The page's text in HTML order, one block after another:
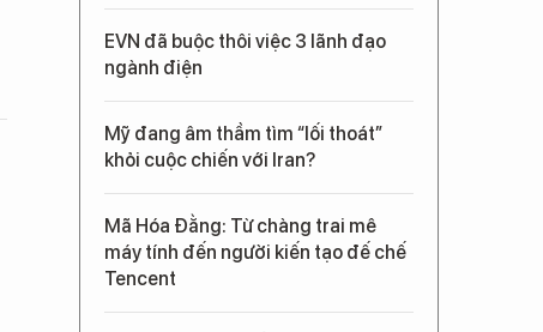
EVN đã buộc thôi việc 3 lãnh đạo
ngành điện
Mỹ đang âm thầm tìm “lối thoát”
khỏi cuộc chiến với Iran?
Mã Hóa Đằng: Từ chàng trai mê
máy tính đến người kiến tạo đế chế
Tencent